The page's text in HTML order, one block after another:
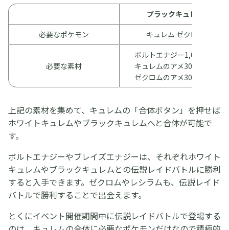
ブラックキュレム
必要なポケモン
キュレム ゼクロム
必要な素材
ボルトエナジー1,000個
キュレムのアメ30個
ゼクロムのアメ30個
上記の素材を集めて、キュレムの「合体ボタン」を押せば
ホワイトキュレムやブラックキュレムへと合体が可能で
す。
ボルトエナジーやブレイズエナジーは、それぞれホワイト
キュレムやブラックキュレムとの伝説レイドバトルに勝利
すると入手できます。ゼクロムやレシラムも、伝説レイド
バトルで勝利することで出会えます。
とくにイベント開催期間中に伝説レイドバトルで登場する